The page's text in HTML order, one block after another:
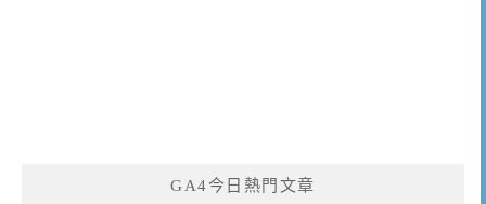
GA4今日熱門文章